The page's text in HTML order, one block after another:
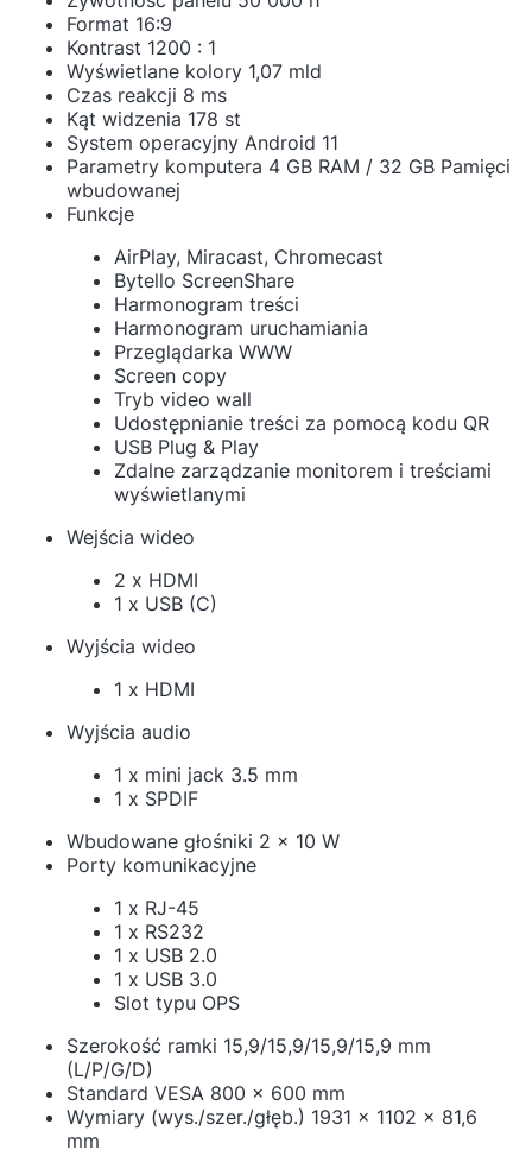
Format 16:9
Kontrast 1200 : 1
Wyświetlane kolory 1,07 mld
Czas reakcji 8 ms
Kąt widzenia 178 st
System operacyjny Android 11
Parametry komputera 4 GB RAM / 32 GB Pamięci
wbudowanej
Funkcje
AirPlay, Miracast, Chromecast
Bytello ScreenShare
Harmonogram treści
Harmonogram uruchamiania
Przeglądarka WWW
Screen copy
Tryb video wall
Udostępnianie treści za pomocą kodu QR
USB Plug & Play
Zdalne zarządzanie monitorem i treściami
wyświetlanymi
Wejścia wideo
2 x HDMI
1 x USB (C)
Wyjścia wideo
1 x HDMI
Wyjścia audio
1 x mini jack 3.5 mm
1 x SPDIF
Wbudowane głośniki 2 x 10 W
Porty komunikacyjne
1 x RJ-45
1 x RS232
1 x USB 2.0
1 x USB 3.0
Slot typu OPS
Szerokość ramki 15,9/15,9/15,9/15,9 mm
(L/P/G/D)
Standard VESA 800 x 600 mm
Wymiary (wys./szer./głęb.) 1931 x 1102 x 81,6
mm